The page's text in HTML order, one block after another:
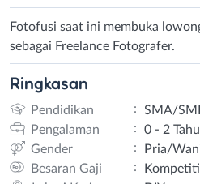
Fotofusi saat ini membuka
sebagai Freelance Fotografer.
Ringkasan
Pendidikan :
SMA/
Pengalaman
:
0 - 2
Gender
:
Pria/
Besaran Gaji
: